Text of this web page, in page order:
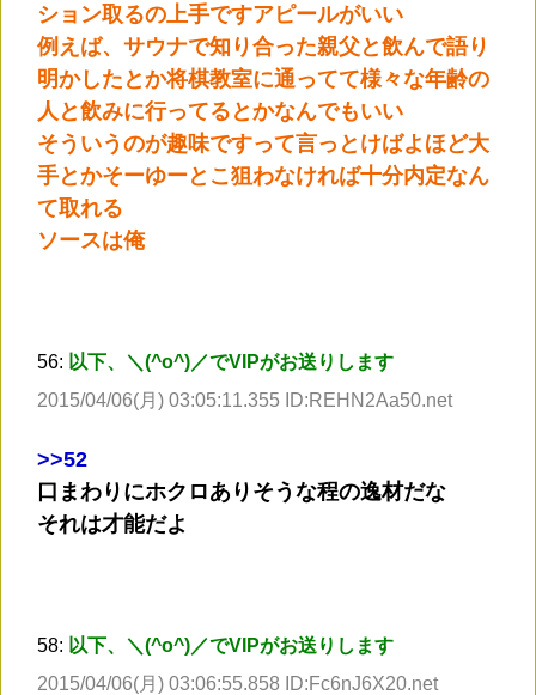
ション取るの上手ですアピールがいい
例えば、サウナで知り合った親父と飲んで語り
明かしたとか将棋教室に通ってて様々な年齢の
人と飲みに行ってるとかなんでもいい
そういうのが趣味ですって言っとけばよほど大
手とかそーゆーとこ狙わなければ十分内定なん
て取れる
ソースは俺
56: 以下、＼(^o^)／でVIPがお送りします
2015/04/06(月) 03:05:11.355 ID:REHN2Aa50.net
>>52
口まわりにホクロありそうな程の逸材だな
それは才能だよ
58: 以下、＼(^o^)／でVIPがお送りします
2015/04/06(月) 03:06:55.858 ID:Fc6nJ6X20.net